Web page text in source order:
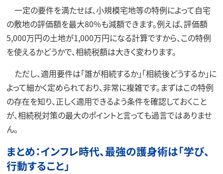
一定の要件を満たせば、小規模宅地等の特例によって自宅
の敷地の評価額を最大80%も減額できます。例えば、評価額
5,000万円の土地が1,000万円になる計算ですから、この特例
を使えるかどうかで、相続税額は大きく変わります。
ただし、適用要件は「誰が相続するか」「相続後どうするか」に
よって細かく定められており、非常に複雑です。まずはこの特例
の存在を知り、正しく適用できるよう条件を確認しておくこと
が、相続税対策の最大のポイントと言っても過言ではありませ
ん。
まとめ：インフレ時代、最強の護身術は「学び、
行動すること」